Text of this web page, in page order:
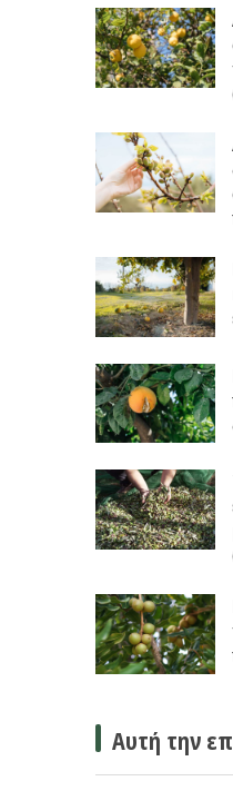
Αυτή την